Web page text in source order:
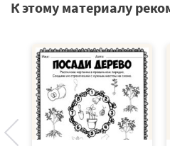
К этому материалу